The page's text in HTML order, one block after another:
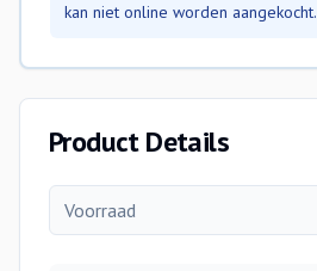
kan niet online worden aangekocht.
Product Details
Voorraad